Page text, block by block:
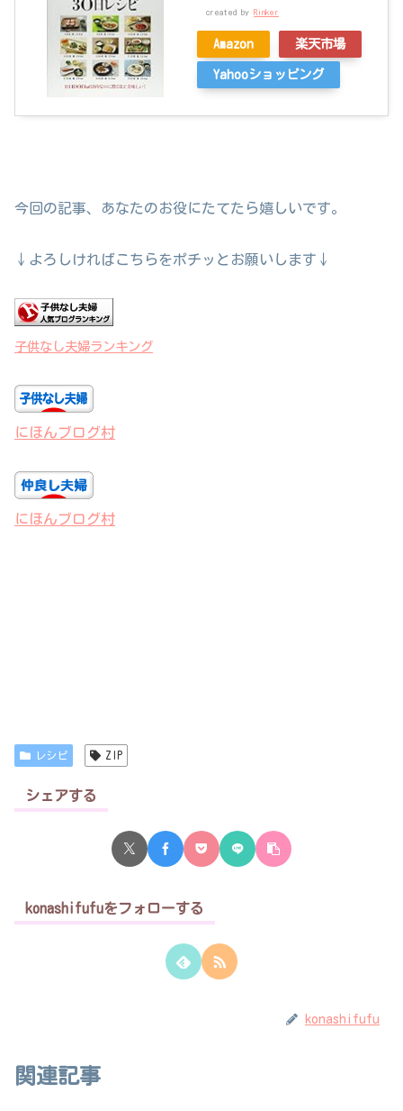
created by Rinker
Amazon 楽天市場
Yahooショッピング
今回の記事、あなたのお役にたてたら嬉しいです。
↓よろしければこちらをポチッとお願いします↓
子供なし夫婦ランキング
にほんブログ村
にほんブログ村
レシピ ZIP
シェアする
konashifufuをフォローする
konashifufu
関連記事